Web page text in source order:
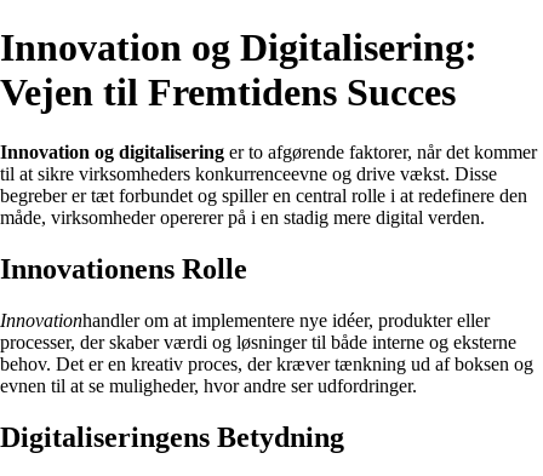
Innovation og Digitalisering:
Vejen til Fremtidens Succes
Innovation og digitalisering er to afgørende faktorer, når det kommer
til at sikre virksomheders konkurrenceevne og drive vækst. Disse
begreber er tæt forbundet og spiller en central rolle i at redefinere den
måde, virksomheder opererer på i en stadig mere digital verden.
Innovationens Rolle
Innovationhandler om at implementere nye idéer, produkter eller
processer, der skaber værdi og løsninger til både interne og eksterne
behov. Det er en kreativ proces, der kræver tænkning ud af boksen og
evnen til at se muligheder, hvor andre ser udfordringer.
Digitaliseringens Betydning